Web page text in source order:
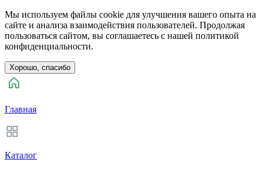
Мы используем файлы cookie для улучшения вашего опыта на
сайте и анализа взаимодействия пользователей. Продолжая
пользоваться сайтом, вы соглашаетесь с нашей политикой
конфиденциальности.
Хорошо, спасибо
Главная
Каталог